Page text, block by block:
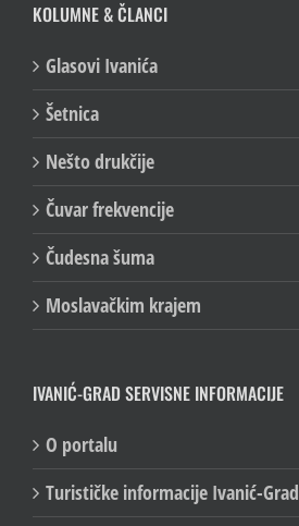
KOLUMNE & ČLANCI
Glasovi Ivanića
Šetnica
Nešto drukčije
Čuvar frekvencije
Čudesna šuma
Moslavačkim krajem
IVANIĆ-GRAD SERVISNE INFORMACIJE
O portalu
Turističke informacije Ivanić-Grad